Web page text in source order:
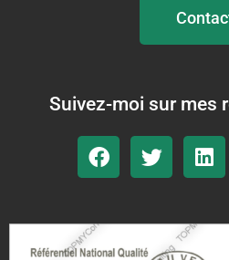
Suivez-moi sur mes